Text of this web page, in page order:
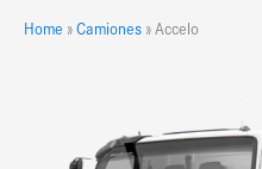
Home » Camiones » Accelo